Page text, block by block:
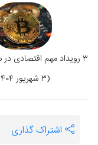
۳ رویداد مهم اقتصادی
(۳ شهریور ۱۴۰۴)
اشتراک گذاری